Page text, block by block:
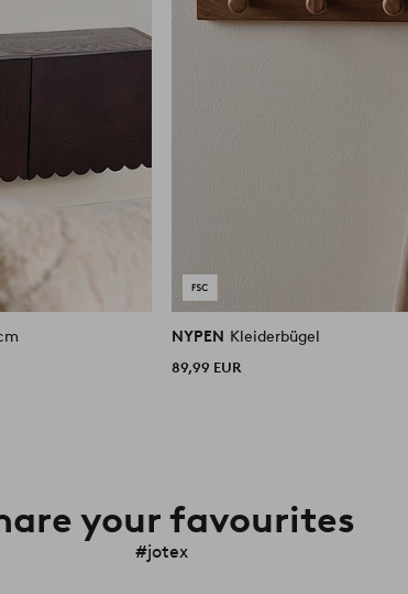
80 cm NYPEN Kleiderbügel
89,99 EUR
your favourites
#jotex